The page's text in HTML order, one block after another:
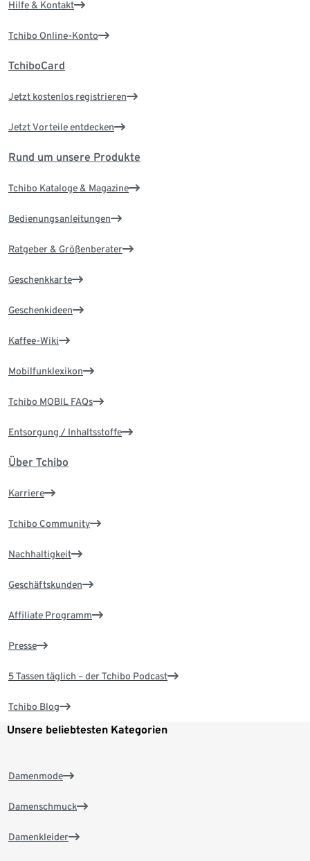
Hilfe & Kontakt
Tchibo Online-Konto
TchiboCard
Jetzt kostenlos registrieren
Jetzt Vorteile entdecken
Rund um unsere Produkte
Tchibo Kataloge & Magazine
Bedienungsanleitungen
Ratgeber & Größenberater
Geschenkkarte
Geschenkideen
Kaffee-Wiki
Mobilfunklexikon
Tchibo MOBIL FAQs
Entsorgung / Inhaltsstoffe
Über Tchibo
Karriere
Tchibo Community
Nachhaltigkeit
Geschäftskunden
Affiliate Programm
Presse
5 Tassen täglich – der Tchibo Podcast
Tchibo Blog
Unsere beliebtesten Kategorien
Damenmode
Damenschmuck
Damenkleider